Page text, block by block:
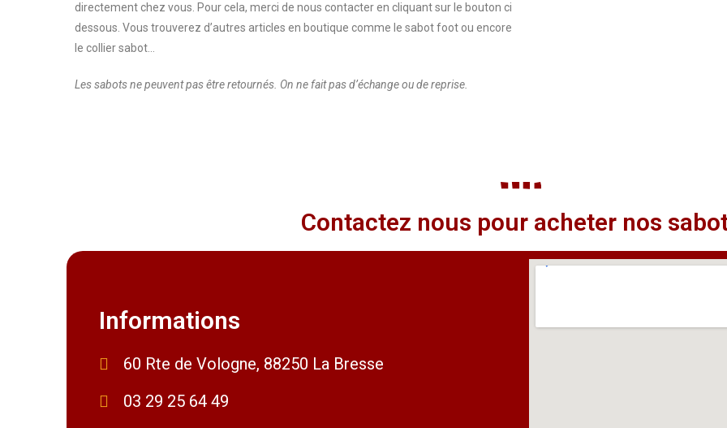
directement chez vous. Pour cela, merci de nous contacter en cliquant sur le bouton ci
dessous. Vous trouverez d’autres articles en boutique comme le sabot foot ou encore
le collier sabot…
Les sabots ne peuvent pas être retournés. On ne fait pas d’échange ou de reprise.
Contactez nous pour acheter nos
Informations
60 Rte de Vologne, 88250 La Bresse
03 29 25 64 49